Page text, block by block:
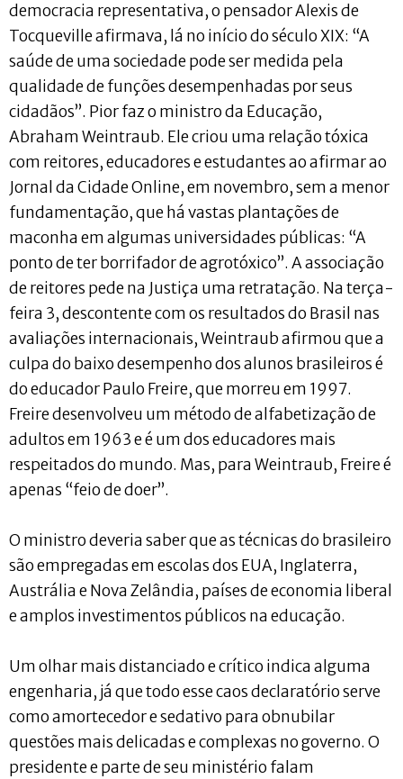
democracia representativa, o pensador Alexis de
Tocqueville afirmava, lá no início do século XIX: “A
saúde de uma sociedade pode ser medida pela
qualidade de funções desempenhadas por seus
cidadãos”. Pior faz o ministro da Educação,
Abraham Weintraub. Ele criou uma relação tóxica
com reitores, educadores e estudantes ao afirmar ao
Jornal da Cidade Online, em novembro, sem a menor
fundamentação, que há vastas plantações de
maconha em algumas universidades públicas: “A
ponto de ter borrifador de agrotóxico”. A associação
de reitores pede na Justiça uma retratação. Na terça-
feira 3, descontente com os resultados do Brasil nas
avaliações internacionais, Weintraub afirmou que a
culpa do baixo desempenho dos alunos brasileiros é
do educador Paulo Freire, que morreu em 1997.
Freire desenvolveu um método de alfabetização de
adultos em 1963 e é um dos educadores mais
respeitados do mundo. Mas, para Weintraub, Freire é
apenas “feio de doer”.
O ministro deveria saber que as técnicas do brasileiro
são empregadas em escolas dos EUA, Inglaterra,
Austrália e Nova Zelândia, países de economia liberal
e amplos investimentos públicos na educação.
Um olhar mais distanciado e crítico indica alguma
engenharia, já que todo esse caos declaratório serve
como amortecedor e sedativo para obnubilar
questões mais delicadas e complexas no governo. O
presidente e parte de seu ministério falam